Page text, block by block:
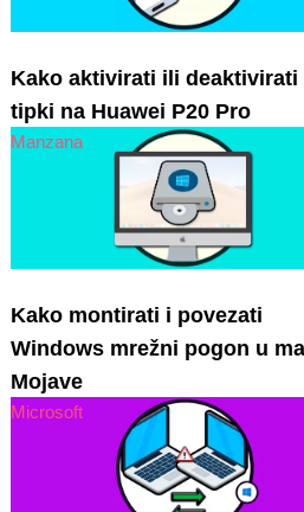
Kako aktivirati ili deaktivirati
tipki na Huawei P20 Pro
Manzana
Kako montirati i povezati
Windows mrežni pogon u
Mojave
Microsoft